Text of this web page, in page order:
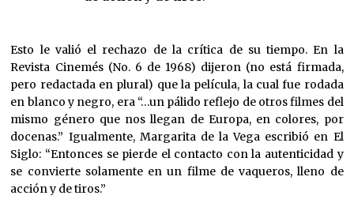
Esto le valió el rechazo de la crítica de su tiempo. En la
Revista Cinemés (No. 6 de 1968) dijeron (no está firmada,
pero redactada en plural) que la película, la cual fue rodada
en blanco y negro, era “…un pálido reflejo de otros filmes del
mismo género que nos llegan de Europa, en colores, por
docenas.” Igualmente, Margarita de la Vega escribió en El
Siglo: “Entonces se pierde el contacto con la autenticidad y
se convierte solamente en un filme de vaqueros, lleno de
acción y de tiros.”